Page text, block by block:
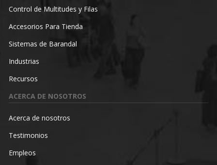
Control de Multitudes y Filas
Accesorios Para Tienda
Sistemas de Barandal
Industrias
Recursos
ACERCA DE NOSOTROS
Acerca de nosotros
Testimonios
Empleos